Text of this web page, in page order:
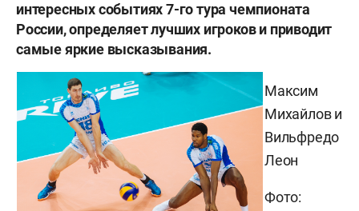
интересных событиях 7-го тура чемпионата
России, определяет лучших игроков и приводит
самые яркие высказывания.
Максим
Михайлов и
Вильфредо
Леон
Фото: